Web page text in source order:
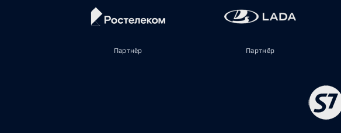
Партнёр Партнёр